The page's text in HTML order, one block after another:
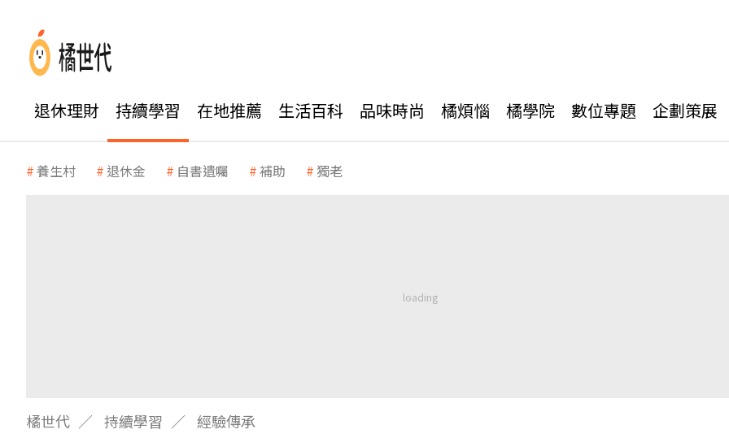
退休理財 持續學習 在地推薦 生活百科 品味時尚 橘煩惱 橘學院 數位專題 企劃策展
養生村 退休金 自書遺囑 補助 獨老
橘世代 持續學習 經驗傳承